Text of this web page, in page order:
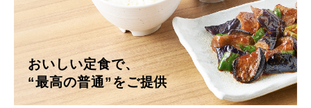
おいしい定食で、
“最高の普通”をご提供